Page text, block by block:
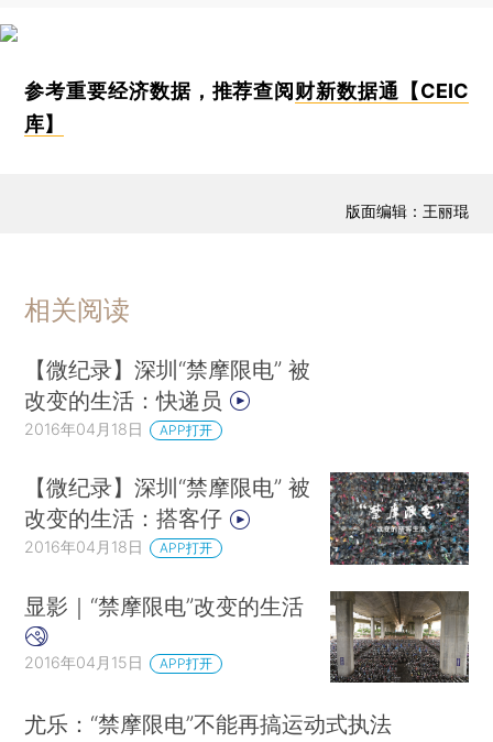
参考重要经济数据，推荐查阅 财新数据通【CEIC
库】
版面编辑：王丽琨
相关阅读
【微纪录】深圳“禁摩限电” 被
改变的生活：快递员
2016年04月18日 APP打开
【微纪录】深圳“禁摩限电” 被
改变的生活：搭客仔
2016年04月18日 APP打开
显影｜“禁摩限电”改变的生活
2016年04月15日 APP打开
尤乐：“禁摩限电”不能再搞运动式执法